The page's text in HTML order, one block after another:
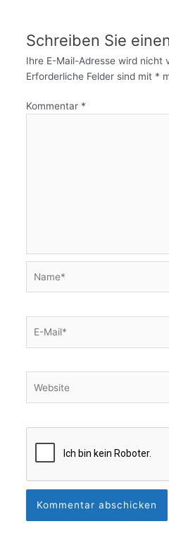
Schreiben Sie
Ihre E-Mail-Adresse wird nicht
Erforderliche Felder sind mit *
Kommentar *
Mail*